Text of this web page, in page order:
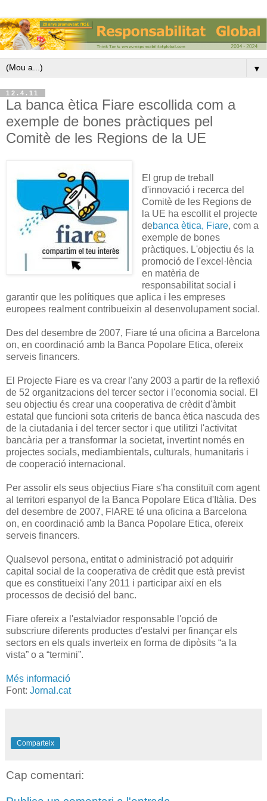
▼
12.4.11
La banca ètica Fiare escollida com a
exemple de bones pràctiques pel
Comitè de les Regions de la UE
El grup de treball
d'innovació i recerca del
Comitè de les Regions de
la UE ha escollit el projecte
debanca ètica, Fiare, com a
exemple de bones
pràctiques. L'objectiu és la
promoció de l'excel·lència
en matèria de
responsabilitat social i
garantir que les polítiques que aplica i les empreses
europees realment contribueixin al desenvolupament social.
Des del desembre de 2007, Fiare té una oficina a Barcelona
on, en coordinació amb la Banca Popolare Etica, ofereix
serveis financers.
El Projecte Fiare es va crear l'any 2003 a partir de la reflexió
de 52 organitzacions del tercer sector i l'economia social. El
seu objectiu és crear una cooperativa de crèdit d'àmbit
estatal que funcioni sota criteris de banca ètica nascuda des
de la ciutadania i del tercer sector i que utilitzi l'activitat
bancària per a transformar la societat, invertint només en
projectes socials, mediambientals, culturals, humanitaris i
de cooperació internacional.
Per assolir els seus objectius Fiare s'ha constituït com agent
al territori espanyol de la Banca Popolare Etica d'Itàlia. Des
del desembre de 2007, FIARE té una oficina a Barcelona
on, en coordinació amb la Banca Popolare Etica, ofereix
serveis financers.
Qualsevol persona, entitat o administració pot adquirir
capital social de la cooperativa de crèdit que està previst
que es constitueixi l'any 2011 i participar així en els
processos de decisió del banc.
Fiare ofereix a l'estalviador responsable l'opció de
subscriure diferents productes d'estalvi per finançar els
sectors en els quals inverteix en forma de dipòsits “a la
vista” o a “termini”.
Més informació
Font: Jornal.cat
Comparteix
Cap comentari: